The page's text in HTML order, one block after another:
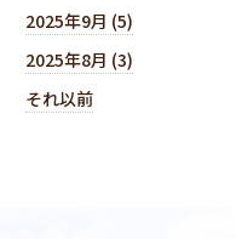
2025年9月 (5)
2025年8月 (3)
それ以前